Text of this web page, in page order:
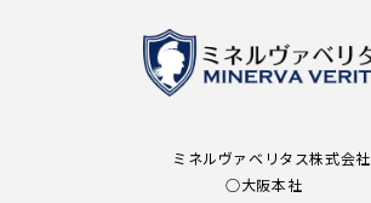
ミネルヴァベリタス株式会社
○大阪本社